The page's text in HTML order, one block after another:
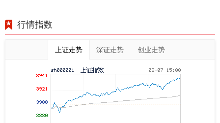
行情指数
上证走势 深证走势 创业走势